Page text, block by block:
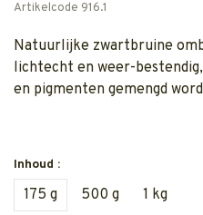
Artikelcode 916.1
Natuurlijke zwartbruine
lichtecht en weer-
en pigmenten gemengd
Inhoud :
175 g 500 g 1 kg